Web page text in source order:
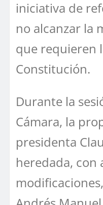
iniciativa de
no alcanzar la
que requieren
Constitución.
Durante la
Cámara, la
presidenta
heredada, con